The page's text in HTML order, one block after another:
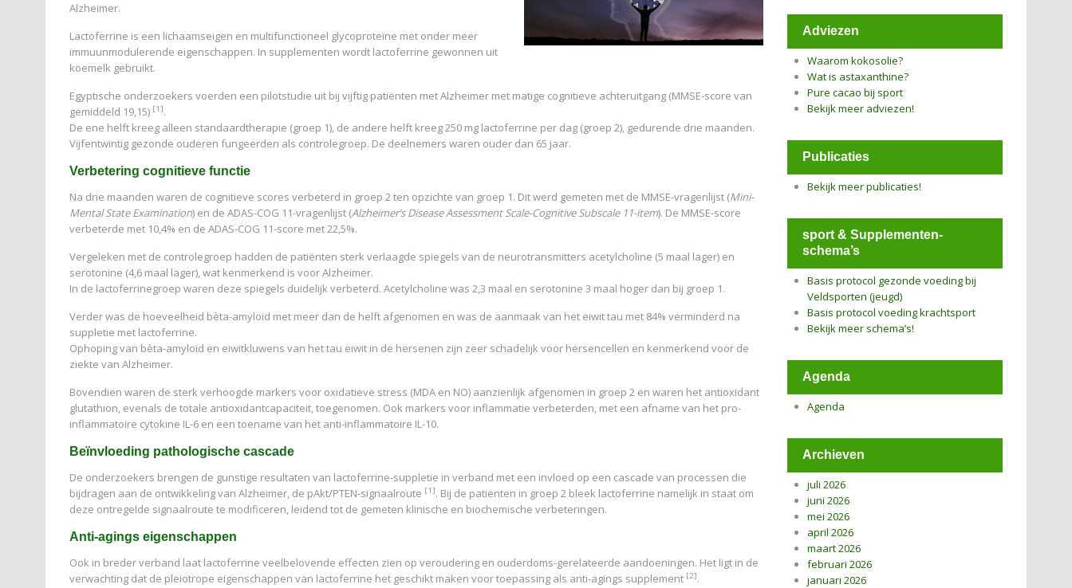
Alzheimer.
Lactoferrine is een lichaamseigen en multifunctioneel glycoproteïne met onder meer
immuunmodulerende eigenschappen. In supplementen wordt lactoferrine gewonnen uit
koemelk gebruikt.
Egyptische onderzoekers voerden een pilotstudie uit bij vijftig patiënten met Alzheimer met matige cognitieve achteruitgang (MMSE-score van
gemiddeld 19,15) [1].
De ene helft kreeg alleen standaardtherapie (groep 1), de andere helft kreeg 250 mg lactoferrine per dag (groep 2), gedurende drie maanden.
Vijfentwintig gezonde ouderen fungeerden als controlegroep. De deelnemers waren ouder dan 65 jaar.
Verbetering cognitieve functie
Na drie maanden waren de cognitieve scores verbeterd in groep 2 ten opzichte van groep 1. Dit werd gemeten met de MMSE-vragenlijst (Mini-
Mental State Examination) en de ADAS-COG 11-vragenlijst (Alzheimer’s Disease Assessment Scale-Cognitive Subscale 11-item). De MMSE-score
verbeterde met 10,4% en de ADAS-COG 11-score met 22,5%.
Vergeleken met de controlegroep hadden de patiënten sterk verlaagde spiegels van de neurotransmitters acetylcholine (5 maal lager) en
serotonine (4,6 maal lager), wat kenmerkend is voor Alzheimer.
In de lactoferrinegroep waren deze spiegels duidelijk verbeterd. Acetylcholine was 2,3 maal en serotonine 3 maal hoger dan bij groep 1.
Verder was de hoeveelheid bèta-amyloïd met meer dan de helft afgenomen en was de aanmaak van het eiwit tau met 84% verminderd na
suppletie met lactoferrine.
Ophoping van bèta-amyloïd en eiwitkluwens van het tau eiwit in de hersenen zijn zeer schadelijk voor hersencellen en kenmerkend voor de
ziekte van Alzheimer.
Bovendien waren de sterk verhoogde markers voor oxidatieve stress (MDA en NO) aanzienlijk afgenomen in groep 2 en waren het antioxidant
glutathion, evenals de totale antioxidantcapaciteit, toegenomen. Ook markers voor inflammatie verbeterden, met een afname van het pro-
inflammatoire cytokine IL-6 en een toename van het anti-inflammatoire IL-10.
Beïnvloeding pathologische cascade
De onderzoekers brengen de gunstige resultaten van lactoferrine-suppletie in verband met een invloed op een cascade van processen die
bijdragen aan de ontwikkeling van Alzheimer, de pAkt/PTEN-signaalroute [1]. Bij de patiënten in groep 2 bleek lactoferrine namelijk in staat om
deze ontregelde signaalroute te modificeren, leidend tot de gemeten klinische en biochemische verbeteringen.
Anti-agings eigenschappen
Ook in breder verband laat lactoferrine veelbelovende effecten zien op veroudering en ouderdoms-gerelateerde aandoeningen. Het ligt in de
verwachting dat de pleiotrope eigenschappen van lactoferrine het geschikt maken voor toepassing als anti-agings supplement [2].
Adviezen
Waarom kokosolie?
Wat is astaxanthine?
Pure cacao bij sport
Bekijk meer adviezen!
Publicaties
Bekijk meer publicaties!
sport & Supplementen-
schema’s
Basis protocol gezonde voeding bij
Veldsporten (jeugd)
Basis protocol voeding krachtsport
Bekijk meer schema’s!
Agenda
Agenda
Archieven
juli 2026
juni 2026
mei 2026
april 2026
maart 2026
februari 2026
januari 2026